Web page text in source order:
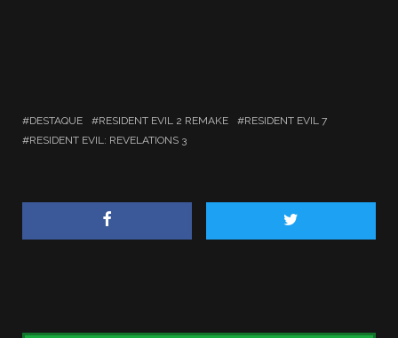
DESTAQUE RESIDENT EVIL 2 REMAKE
RESIDENT EVIL 7
RESIDENT EVIL: REVELATIONS 3